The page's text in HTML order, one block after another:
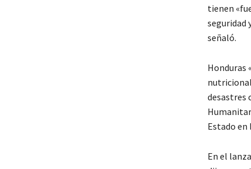
tienen
seguridad
señaló.
Honduras
desastres
Estado en
En el